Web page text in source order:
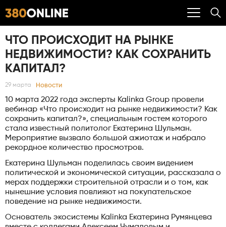
ЧТО ПРОИСХОДИТ НА РЫНКЕ
НЕДВИЖИМОСТИ? КАК СОХРАНИТЬ
КАПИТАЛ?
29 марта Новости
10 марта 2022 года эксперты Kalinka Group провели
вебинар «Что происходит на рынке недвижимости? Как
сохранить капитал?», специальным гостем которого
стала известный политолог Екатерина Шульман.
Мероприятие вызвало большой ажиотаж и набрало
рекордное количество просмотров.
Екатерина Шульман поделилась своим видением
политической и экономической ситуации, рассказала о
мерах поддержки строительной отрасли и о том, как
нынешние условия повлияют на покупательское
поведение на рынке недвижимости.
Основатель экосистемы Kalinka Екатерина Румянцева